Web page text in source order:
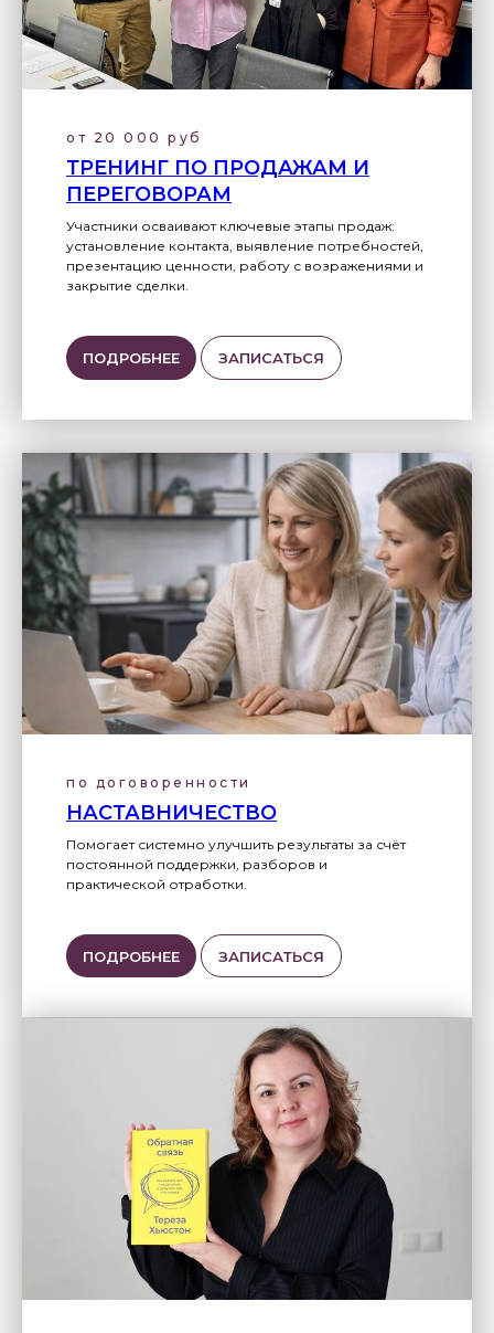
от 20 000 руб
ТРЕНИНГ ПО ПРОДАЖАМ И
ПЕРЕГОВОРАМ
Участники осваивают ключевые этапы продаж:
установление контакта, выявление потребностей,
презентацию ценности, работу с возражениями и
закрытие сделки.
ПОДРОБНЕЕ ЗАПИСАТЬСЯ
по договоренности
НАСТАВНИЧЕСТВО
Помогает системно улучшить результаты за счёт
постоянной поддержки, разборов и
практической отработки.
ПОДРОБНЕЕ ЗАПИСАТЬСЯ